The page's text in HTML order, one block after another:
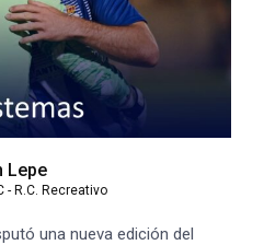
Lepe
- R.C. Recreativo
una nueva edición del